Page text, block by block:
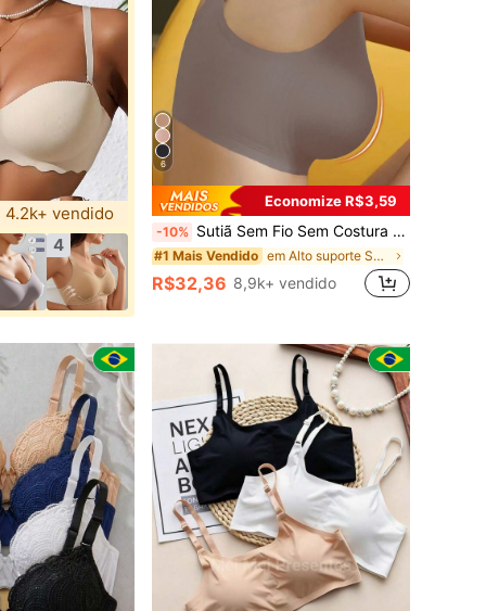
4.2k+ vendido
4
6
Economize R$3,59
-10% Sutiã Sem Fio Sem Costura Plus Size com Costas de Corredor, Alças Ajustáveis, Leve, Adequado para Uso Diário & Esportes, Conforto o Dia Todo
#1 Mais Vendido em Alto suporte Sutiãs e bralettes femininos
R$32,36 8,9k+ vendido